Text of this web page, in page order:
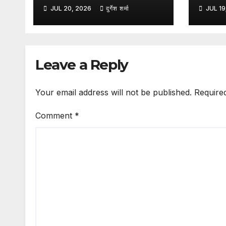
एलिवेटेड सड़कों में होगी
मलेशियाई तकनीक का
नितिन गडकरी
JUL 20, 2026 दुर्गेश शर्मा
पर
JUL
Leave a Reply
Your email address will not be published.
Comment *